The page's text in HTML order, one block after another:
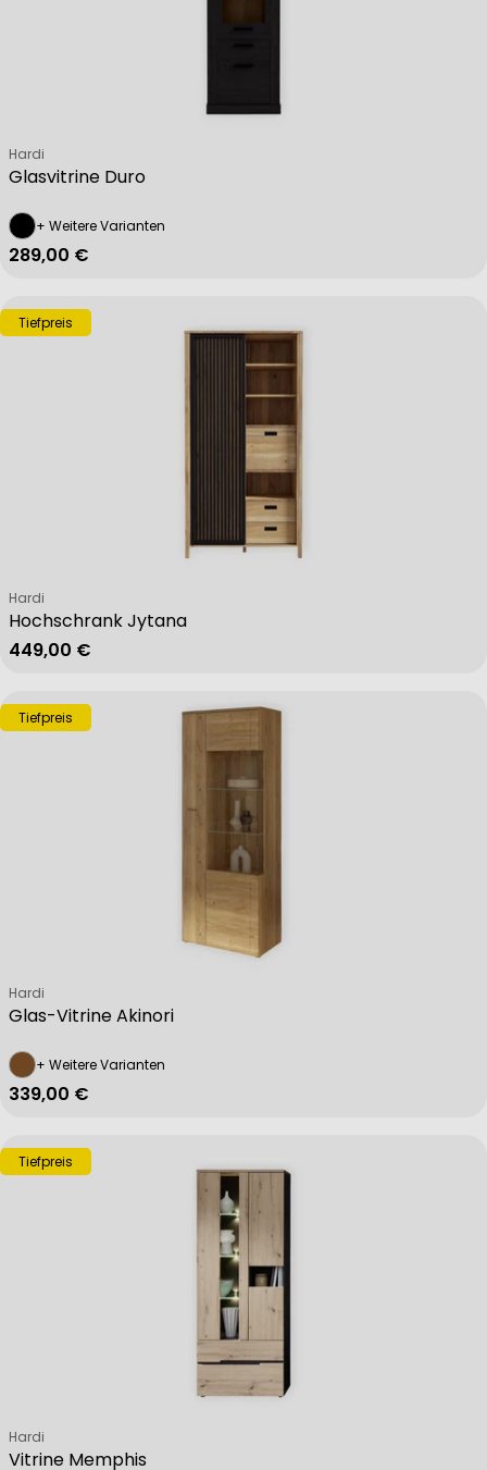
Glasvitrine Duro
Verkäufer:
Hardi
+ Weitere Varianten
Regulärer Preis
289,00 €
Tiefpreis
Hochschrank Jytana
Verkäufer:
Hardi
Regulärer Preis
449,00 €
Tiefpreis
Glas-Vitrine Akinori
Verkäufer:
Hardi
+ Weitere Varianten
Regulärer Preis
339,00 €
Tiefpreis
Vitrine Memphis
Verkäufer:
Hardi